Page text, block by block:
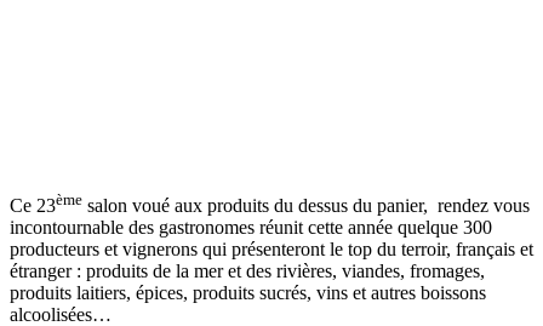
Ce 23ème salon voué aux produits du dessus du panier, rendez vous
incontournable des gastronomes réunit cette année quelque 300
producteurs et vignerons qui présenteront le top du terroir, français et
étranger : produits de la mer et des rivières, viandes, fromages,
produits laitiers, épices, produits sucrés, vins et autres boissons
alcoolisées…